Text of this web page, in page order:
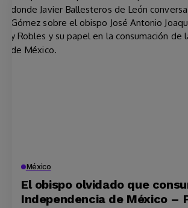
México
El obispo olvidado que
Independencia de México –